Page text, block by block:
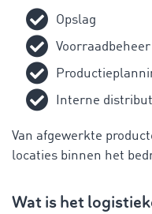
Opslag
Voorraadbeheer
Interne
Van afgewerkte
locaties binnen het
Wat is het